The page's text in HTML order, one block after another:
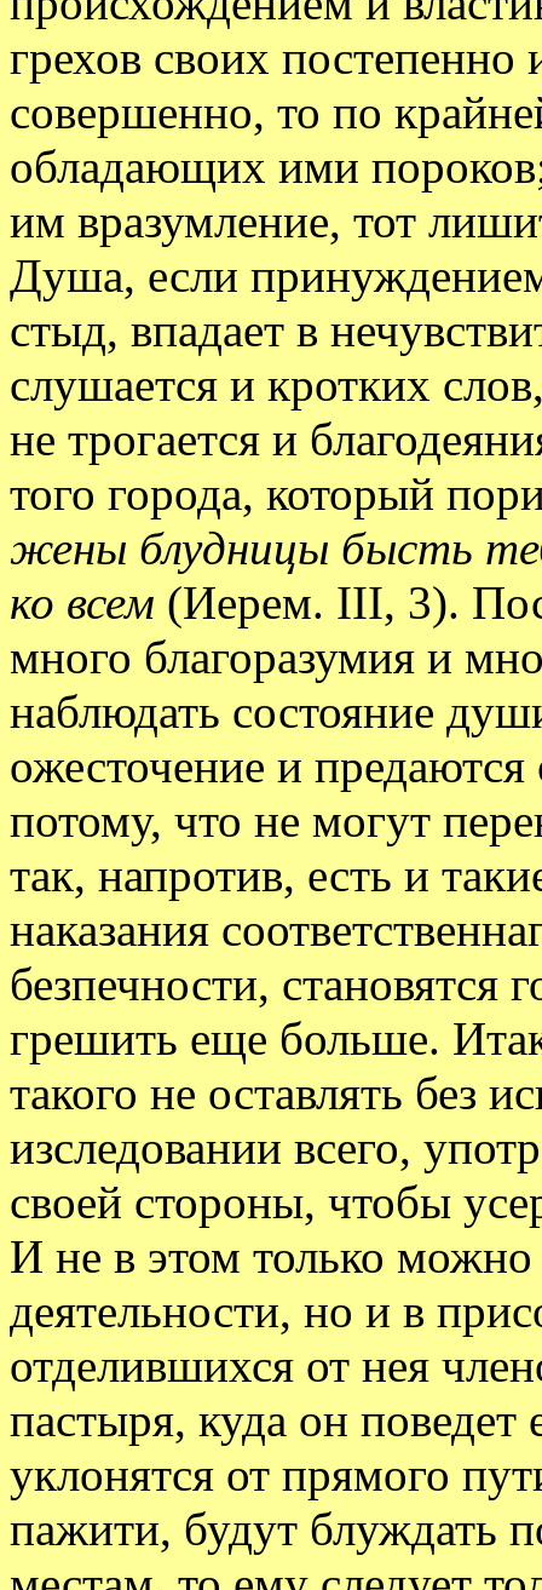
грехов своих
совершенно, то по
обладающих ими
им вразумление, тот
Душа, если
стыд, впадает в
слушается и кротких
не трогается и
того города, который
жены блудницы бысть
ко всем (Иерем. III, 3).
много благоразумия и
наблюдать состояние
ожесточение и
потому, что не могут
так, напротив, есть и
наказания
безпечности, становятся
грешить еще больше.
такого не оставлять без
изследовании всего,
своей стороны, чтобы
И не в этом только можно
деятельности, но и в
отделившихся от нея
пастыря, куда он
уклонятся от прямого
пажити, будут блуждать